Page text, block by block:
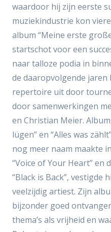
waardoor hij zijn eerste
muziekindustrie kon
album “Meine erste
startschot voor een
naar talloze podia in
de daaropvolgende
repertoire uit door
door samenwerkingen
en Christian Meier.
lügen” en “Alles was
nog meer naam maakte
“Voice of Your Heart” en
“Black is Back”, vestigde
veelzijdig artiest. Zijn
bijzonder goed
thema’s als vrijheid en